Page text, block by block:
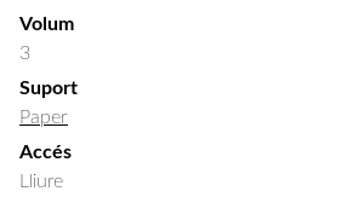
Volum
3
Suport
Paper
Accés
Lliure